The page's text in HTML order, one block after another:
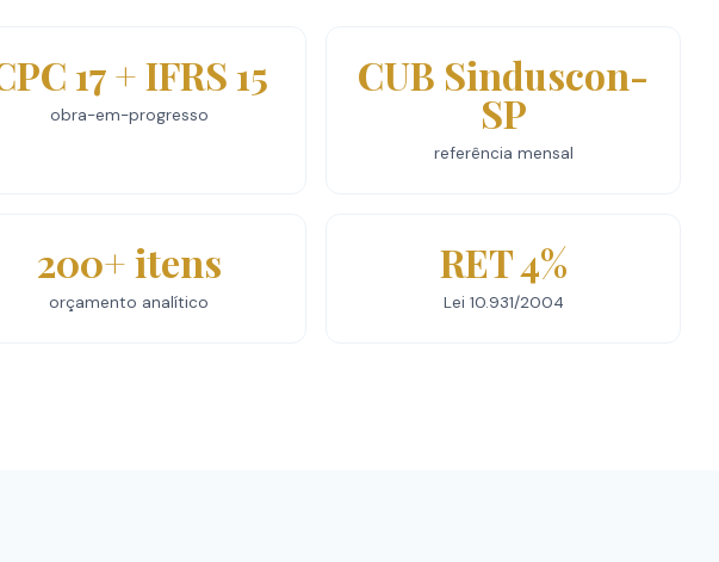
17 + IFRS 15
obra-em-progresso
CUB Sinduscon-
SP
referência mensal
200+ itens
orçamento analítico
RET 4%
Lei 10.931/2004